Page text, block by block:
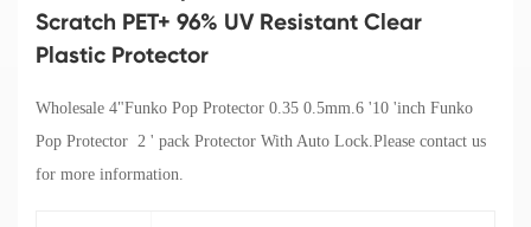
Scratch PET+ 96% UV Resistant Clear
Plastic Protector
Wholesale 4"Funko Pop Protector 0.35 0.5mm.6 '10 'inch Funko
Pop Protector 2 ' pack Protector With Auto Lock.Please contact us
for more information.